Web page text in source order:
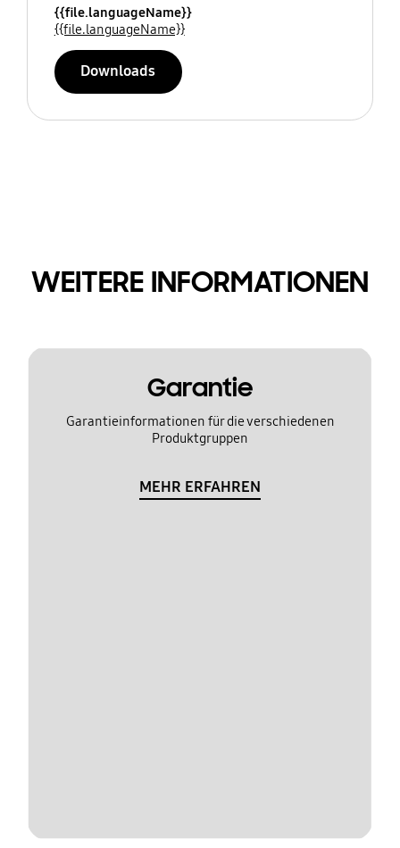
{{file.languageName}}
{{file.languageName}}
Downloads
WEITERE INFORMATIONEN
Garantie
Garantieinformationen für die verschiedenen
Produktgruppen
MEHR ERFAHREN